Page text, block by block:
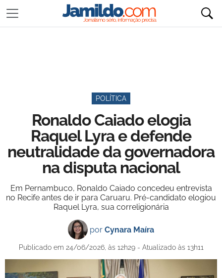
POLÍTICA
Ronaldo Caiado elogia
Raquel Lyra e defende
neutralidade da governadora
na disputa nacional
Em Pernambuco, Ronaldo Caiado concedeu entrevista
no Recife antes de ir para Caruaru. Pré-candidato elogiou
Raquel Lyra, sua correligionária
por Cynara Maíra
Publicado em 24/06/2026, às 12h29 - Atualizado às 13h11